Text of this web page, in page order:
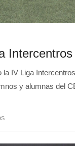
Intercentros
la IV Liga
y alumnas del